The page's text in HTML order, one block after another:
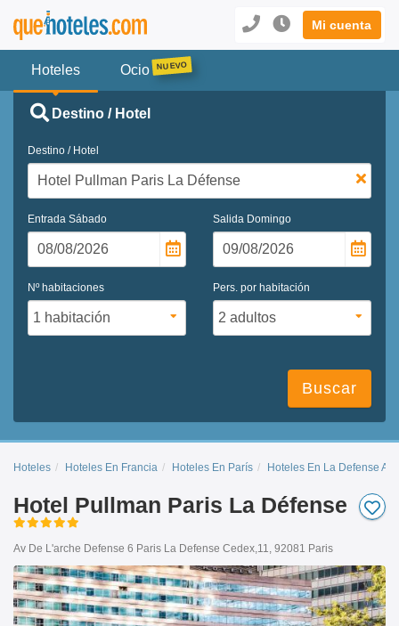
Mi cuenta
Hoteles Ocio
Destino / Hotel
Destino / Hotel
Entrada Sábado Salida Domingo
Nº habitaciones Pers. por habitación
Buscar
Hoteles Hoteles En Francia Hoteles En París Hoteles En La Defense
Hotel Pullman Paris La Défense
Av De L'arche Defense 6 Paris La Defense Cedex,11, 92081 Paris